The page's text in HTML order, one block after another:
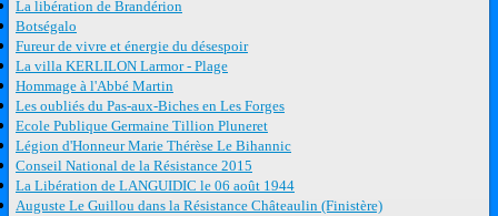
La libération de Brandérion
Botségalo
Fureur de vivre et énergie du désespoir
La villa KERLILON Larmor - Plage
Hommage à l'Abbé Martin
Les oubliés du Pas-aux-Biches en Les Forges
Ecole Publique Germaine Tillion Pluneret
Légion d'Honneur Marie Thérèse Le Bihannic
Conseil National de la Résistance 2015
La Libération de LANGUIDIC le 06 août 1944
Auguste Le Guillou dans la Résistance Châteaulin (Finistère)